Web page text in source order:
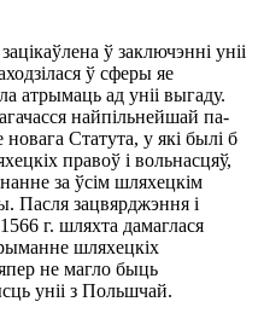
ў заключэнні уніі
ў сферы яе
атрымаць ад уніі выгаду.
найпільнейшай па­
Статута, у які былі б
правоў і вольнасцяў,
за ўсім шляхецкім
Пасля зацвярджэння і
г. шляхта дамаглася
шляхецкіх
не магло быць
уніі з Польшчай.